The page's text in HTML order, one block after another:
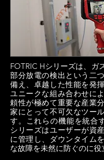
FOTRIC Hシリーズは、ガ
部分放電の検出という二
備え、卓越した性能を発
ユニークな組み合わせに
頼性が極めて重要な産業
家にとって不可欠なツー
す。
これらの機能を統合
シリーズはユーザーが資
に管理し、ダウンタイム
な故障を未然に防ぐのに役